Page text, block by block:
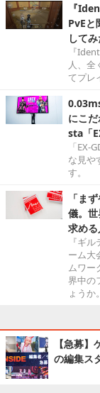
『
PvE
して
『
人、全
てプレ
にこ
sta「
「EX-
な見や
す。
「ま
儀。世
求める
『ギ
ーム大
ムワー
界中の
ょうか。
【急募
の編集ス